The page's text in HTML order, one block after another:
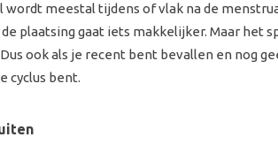
wordt meestal tijdens of vlak na de
plaatsing gaat iets makkelijker. Maar het
ook als je recent bent bevallen en nog
cyclus bent.